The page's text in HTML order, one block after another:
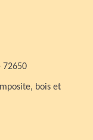
72650
bois et